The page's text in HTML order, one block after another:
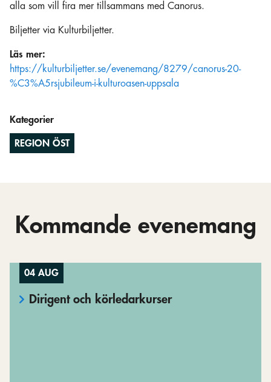
alla som vill fira mer tillsammans med Canorus.
Biljetter via Kulturbiljetter.
Läs mer:
https://kulturbiljetter.se/evenemang/8279/canorus-20-
%C3%A5rsjubileum-i-kulturoasen-uppsala
Kategorier
REGION ÖST
Kommande evenemang
04 AUG
Dirigent och körledarkurser